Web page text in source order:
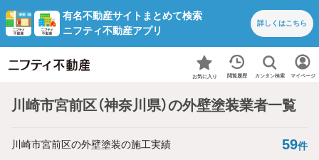
有名不動産サイトまとめて検索
ニフティ不動産アプリ
詳しくはこちら
お気に入り 閲覧履歴 カンタン検索 マイページ
川崎市宮前区（神奈川県）の外壁塗装業者一覧
川崎市宮前区の外壁塗装の施工実績 59件